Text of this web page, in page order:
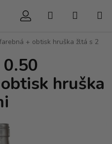
Hľadať
+ obtisk hruška žltá s 2
hruška